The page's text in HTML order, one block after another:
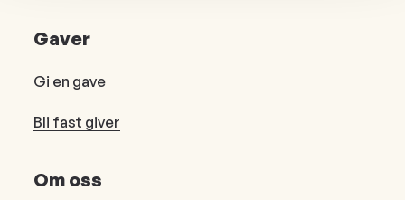
Gaver
Gi en gave
Bli fast giver
Om oss